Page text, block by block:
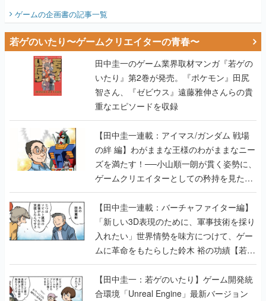
ビュー】
ゲームの企画書の記事一覧
若ゲのいたり〜ゲームクリエイターの青春〜
田中圭一のゲーム業界取材マンガ『若ゲの
いたり』第2巻が発売。『ポケモン』田尻
智さん、『ゼビウス』遠藤雅伸さんらの貴
重なエピソードを収録
【田中圭一連載：アイマス/ガンダム 戦場
の絆 編】わがままな王様のわがままなニー
ズを満たす！──小山順一朗が貫く姿勢に、
ゲームクリエイターとしての矜持を見た
【若ゲのいたり最終回】
【田中圭一連載：バーチャファイター編】
「新しい3D表現のために、軍事技術を採り
入れたい」世界情勢を味方につけて、ゲー
ムに革命をもたらした鈴木 裕の功績【若ゲ
のいたり】
【田中圭一：若ゲのいたり】ゲーム開発統
合環境「Unreal Engine」最新バージョン